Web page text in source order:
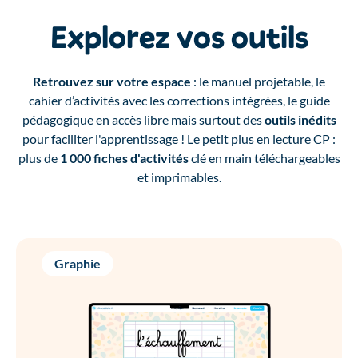
Explorez vos outils
Retrouvez sur votre espace : le manuel projetable, le
cahier d’activités avec les corrections intégrées, le guide
pédagogique en accès libre mais surtout desoutils inédits
pour faciliter l'apprentissage ! Le petit plus en lecture CP :
plus de 1 000 fiches d'activitésclé en main téléchargeables
et imprimables.
Graphie